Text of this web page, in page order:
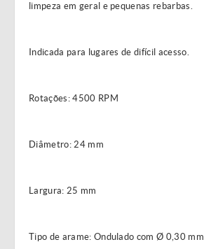
limpeza em geral e pequenas rebarbas.
Indicada para lugares de difícil acesso.
Rotações: 4500 RPM
Diâmetro: 24 mm
Largura: 25 mm
Tipo de arame: Ondulado com Ø 0,30 mm